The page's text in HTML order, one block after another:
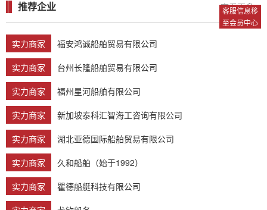
客服信息移
至会员中心
推荐企业 查看更多 >
实力商家
福安鸿诚船舶贸易有限公司
实力商家
台州长隆船舶贸易有限公司
实力商家
福州星河船舶有限公司
实力商家
新加坡泰科汇智海工咨询有限公司
实力商家
湖北亚德国际船舶贸易有限公司
实力商家
久和船舶（始于1992）
实力商家
瞿德船艇科技有限公司